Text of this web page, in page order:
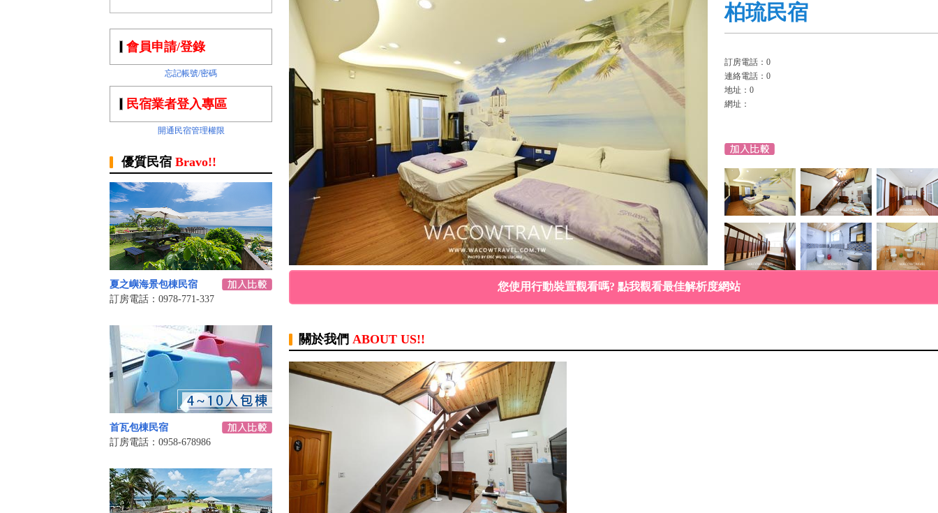
會員申請/登錄
忘記帳號/密碼
民宿業者登入專區
開通民宿管理權限
優質民宿 Bravo!!
夏之嶼海景包棟民宿
訂房電話：0978-771-337
首瓦包棟民宿
訂房電話：0958-678986
柏琉民宿
訂房電話：0
連絡電話：0
地址：0
網址：
您使用行動裝置觀看嗎? 點我觀看最佳解析度網站
關於我們 ABOUT US!!